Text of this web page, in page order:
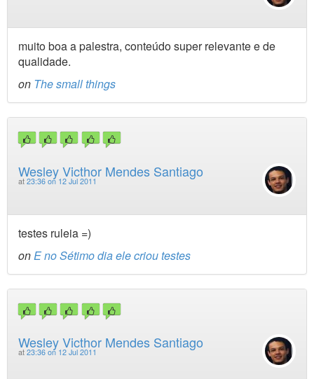
muito boa a palestra, conteúdo super relevante e de
qualidade.
on The small things
Wesley Victhor Mendes Santiago
at 23:36 on 12 Jul 2011
testes ruleia =)
onE no Sétimo dia ele criou testes
Wesley Victhor Mendes Santiago
at 23:36 on 12 Jul 2011